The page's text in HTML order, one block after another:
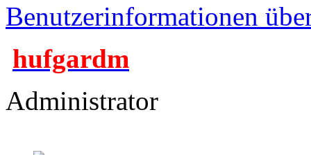
Benutzerinformationen
hufgardm
Administrator